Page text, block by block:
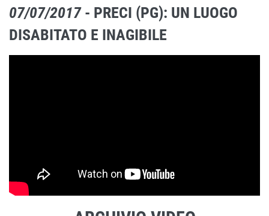
07/07/2017- PRECI (PG): UN LUOGO
DISABITATO E INAGIBILE